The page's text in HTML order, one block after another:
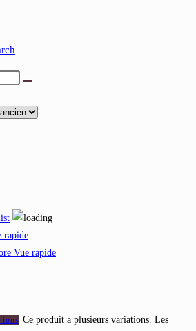
rapide
Vue rapide
Ce produit a plusieurs variations. Les